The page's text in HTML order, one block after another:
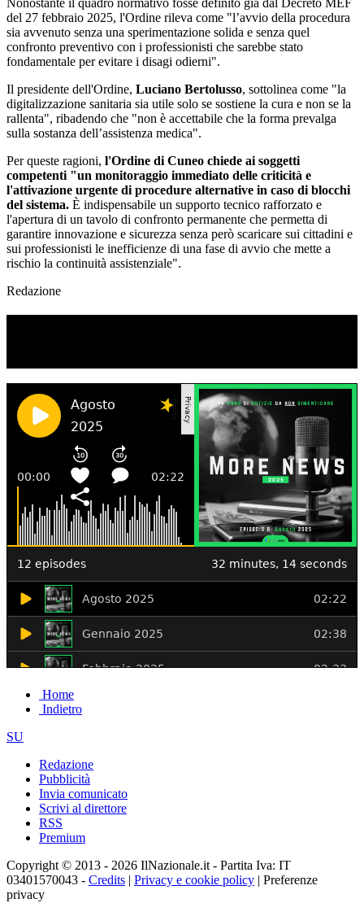
del 27 febbraio 2025, l'Ordine rileva come "l’avvio della procedura
sia avvenuto senza una sperimentazione solida e senza quel
confronto preventivo con i professionisti che sarebbe stato
fondamentale per evitare i disagi odierni".
Il presidente dell'Ordine, Luciano Bertolusso, sottolinea come "la
digitalizzazione sanitaria sia utile solo se sostiene la cura e non se la
rallenta", ribadendo che "non è accettabile che la forma prevalga
sulla sostanza dell’assistenza medica".
Per queste ragioni, l'Ordine di Cuneo chiede ai soggetti
competenti "un monitoraggio immediato delle criticità e
l'attivazione urgente di procedure alternative in caso di blocchi
del sistema. È indispensabile un supporto tecnico rafforzato e
l'apertura di un tavolo di confronto permanente che permetta di
garantire innovazione e sicurezza senza però scaricare sui cittadini e
sui professionisti le inefficienze di una fase di avvio che mette a
rischio la continuità assistenziale".
Redazione
Home
Indietro
SU
Redazione
Pubblicità
Invia comunicato
Scrivi al direttore
RSS
Premium
Copyright © 2013 - 2026 IlNazionale.it - Partita Iva: IT
03401570043 - Credits | Privacy e cookie policy | Preferenze
privacy